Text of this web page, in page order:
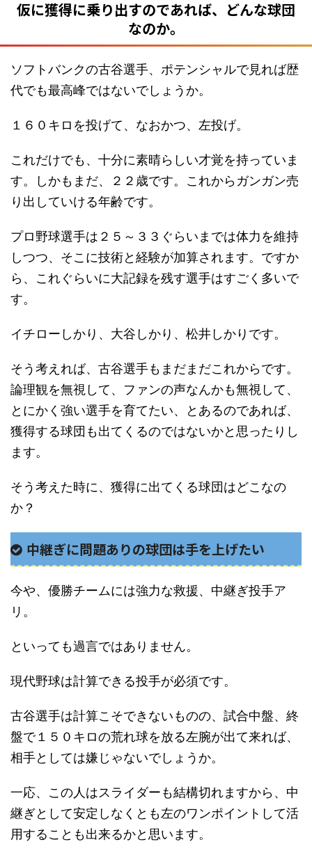
仮に獲得に乗り出すのであれば、どんな球団
なのか。
ソフトバンクの古谷選手、ポテンシャルで見れば歴
代でも最高峰ではないでしょうか。
１６０キロを投げて、なおかつ、左投げ。
これだけでも、十分に素晴らしい才覚を持っていま
す。しかもまだ、２２歳です。これからガンガン売
り出していける年齢です。
プロ野球選手は２５～３３ぐらいまでは体力を維持
しつつ、そこに技術と経験が加算されます。ですか
ら、これぐらいに大記録を残す選手はすごく多いで
す。
イチローしかり、大谷しかり、松井しかりです。
そう考えれば、古谷選手もまだまだこれからです。
論理観を無視して、ファンの声なんかも無視して、
とにかく強い選手を育てたい、とあるのであれば、
獲得する球団も出てくるのではないかと思ったりし
ます。
そう考えた時に、獲得に出てくる球団はどこなの
か？
中継ぎに問題ありの球団は手を上げたい
今や、優勝チームには強力な救援、中継ぎ投手ア
リ。
といっても過言ではありません。
現代野球は計算できる投手が必須です。
古谷選手は計算こそできないものの、試合中盤、終
盤で１５０キロの荒れ球を放る左腕が出て来れば、
相手としては嫌じゃないでしょうか。
一応、この人はスライダーも結構切れますから、中
継ぎとして安定しなくとも左のワンポイントして活
用することも出来るかと思います。